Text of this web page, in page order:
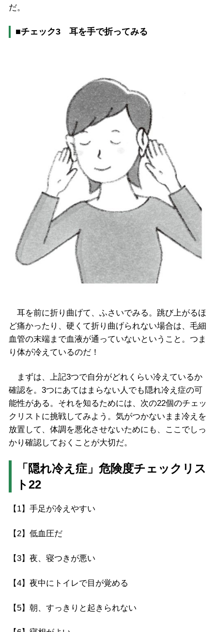
だ。
■チェック3 耳を手で折ってみる
耳を前に折り曲げて、ふさいでみる。跳び上がるほ
ど痛かったり、硬くて折り曲げられない場合は、毛細
血管の末端まで血液が通っていないということ。つま
り体が冷えているのだ！
まずは、上記3つで自分がどれくらい冷えているか
確認を。 3つにあてはまらない人でも隠れ冷え症の可
能性がある。それを知るためには、次の22個のチェッ
クリストに挑戦してみよう。気がつかないまま冷えを
放置して、体調を悪化させないためにも、ここでしっ
かり確認しておくことが大切だ。
「隠れ冷え症」危険度チェックリス
ト22
【1】 手足が冷えやすい
【2】 低血圧だ
【3】 夜、寝つきが悪い
【4】 夜中にトイレで目が覚める
【5】 朝、すっきりと起きられない